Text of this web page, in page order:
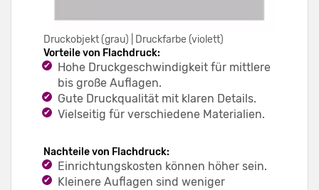
Druckobjekt (grau) | Druckfarbe (violett)
Vorteile von Flachdruck:
Hohe Druckgeschwindigkeit für mittlere
bis große Auflagen.
Gute Druckqualität mit klaren Details.
Vielseitig für verschiedene Materialien.
Nachteile von Flachdruck:
Einrichtungskosten können höher sein.
Kleinere Auflagen sind weniger